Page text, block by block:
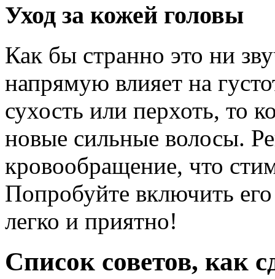
Уход за кожей головы
Как бы странно это ни
напрямую влияет на
сухость или перхоть, то
новые сильные волосы.
кровообращение, что
Попробуйте включить
легко и приятно!
Список советов, как